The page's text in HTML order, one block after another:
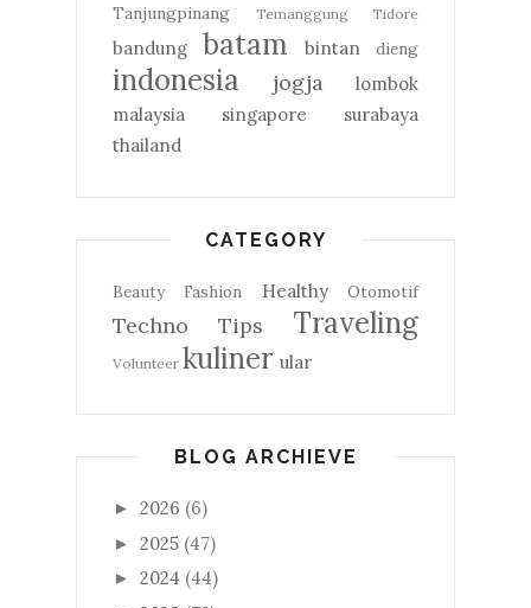
Tanjungpinang
Temanggung Tidore
bandung batam bintan dieng
indonesia jogja
lombok
malaysia
singapore
surabaya
thailand
CATEGORY
Beauty Fashion Healthy Otomotif
Techno Tips Traveling
Volunteer kuliner ular
BLOG ARCHIEVE
► 2026 (6)
► 2025 (47)
► 2024 (44)